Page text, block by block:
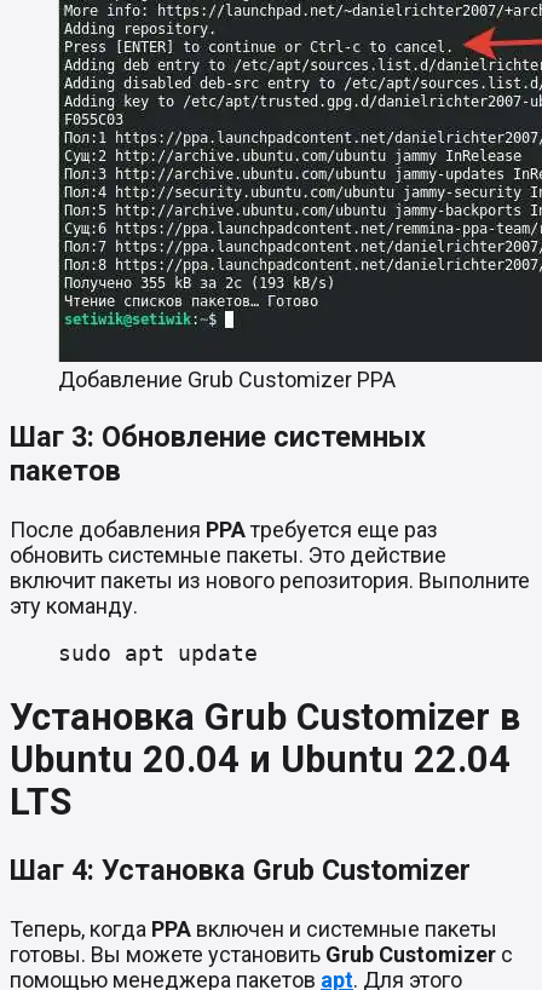
Добавление Grub Customizer PPA
Шаг 3: Обновление системных
пакетов
После добавления PPAтребуется еще раз
обновить системные пакеты. Это действие
включит пакеты из нового репозитория. Выполните
эту команду.
sudo apt update
Установка Grub Customizer в
Ubuntu 20.04 и Ubuntu 22.04
LTS
Шаг 4: Установка Grub Customizer
Теперь, когда PPA включен и системные пакеты
готовы. Вы можете установить Grub Customizer с
помощью менеджера пакетов apt. Для этого